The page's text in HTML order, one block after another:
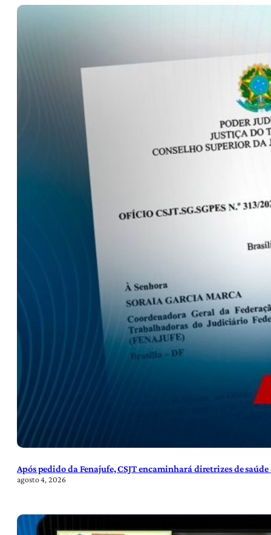
Após pedido da Fenajufe, CSJT encaminhará diretrizes de
agosto 4, 2026